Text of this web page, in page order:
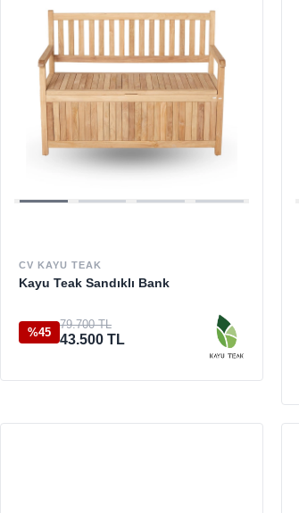
CV KAYU TEAK
Kayu Teak Sandıklı Bank
%45
79.700 TL
43.500 TL